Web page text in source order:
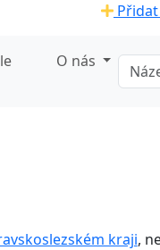
O nás
kraji,